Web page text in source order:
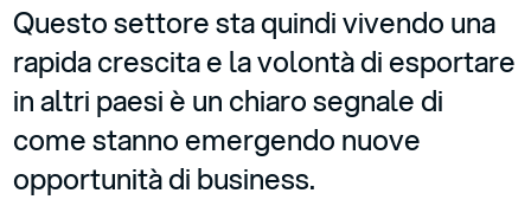
Questo settore sta quindi vivendo una
rapida crescita e la volontà di esportare
in altri paesi è un chiaro segnale di
come stanno emergendo nuove
opportunità di business.